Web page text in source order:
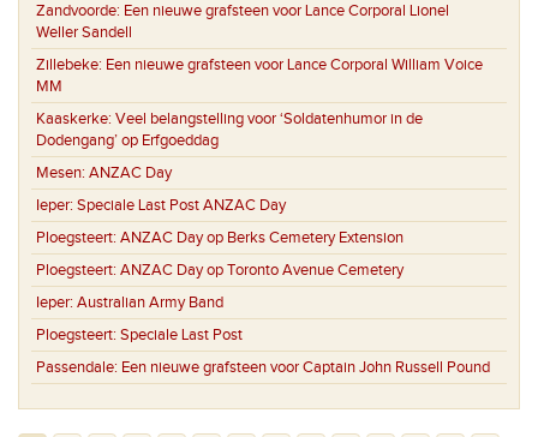
Zandvoorde: Een nieuwe grafsteen voor Lance Corporal Lionel
Weller Sandell
Zillebeke: Een nieuwe grafsteen voor Lance Corporal William Voice
MM
Kaaskerke: Veel belangstelling voor ‘Soldatenhumor in de
Dodengang’ op Erfgoeddag
Mesen: ANZAC Day
Ieper: Speciale Last Post ANZAC Day
Ploegsteert: ANZAC Day op Berks Cemetery Extension
Ploegsteert: ANZAC Day op Toronto Avenue Cemetery
Ieper: Australian Army Band
Ploegsteert: Speciale Last Post
Passendale: Een nieuwe grafsteen voor Captain John Russell Pound